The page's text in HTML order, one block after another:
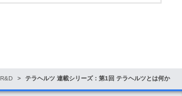
テラヘルツ 連載シリーズ：第1回 テラヘルツとは何か